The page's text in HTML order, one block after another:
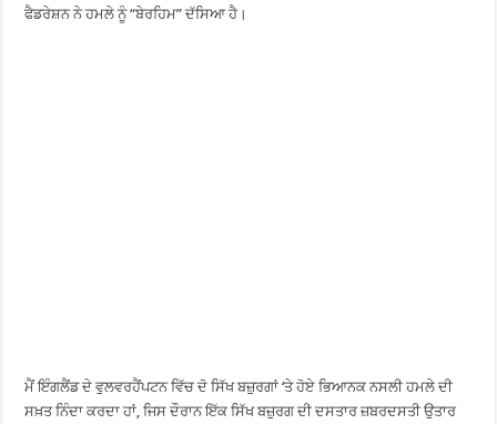
ਫੈਡਰੇਸ਼ਨ ਨੇ ਹਮਲੇ ਨੂੰ “ਬੇਰਹਿਮ” ਦੱਸਿਆ ਹੈ।
ਮੈਂ ਇੰਗਲੈਂਡ ਦੇ ਵੁਲਵਰਹੈਂਪਟਨ ਵਿੱਚ ਦੋ ਸਿੱਖ ਬਜ਼ੁਰਗਾਂ ‘ਤੇ ਹੋਏ ਭਿਆਨਕ ਨਸਲੀ ਹਮਲੇ ਦੀ
ਸਖ਼ਤ ਨਿੰਦਾ ਕਰਦਾ ਹਾਂ, ਜਿਸ ਦੌਰਾਨ ਇੱਕ ਸਿੱਖ ਬਜ਼ੁਰਗ ਦੀ ਦਸਤਾਰ ਜ਼ਬਰਦਸਤੀ ਉਤਾਰ